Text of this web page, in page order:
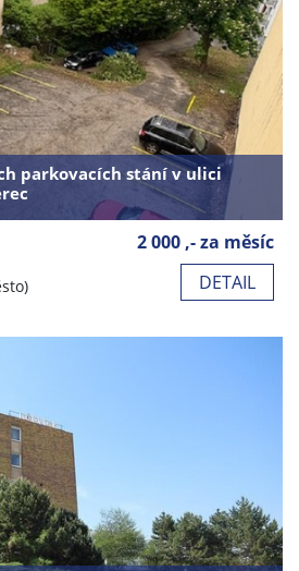
parkovacích stání v ulici
2 000 ,- za měsíc
DETAIL